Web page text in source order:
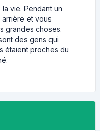
vie. Pendant un
et vous
grandes choses.
des gens qui
étaient proches du